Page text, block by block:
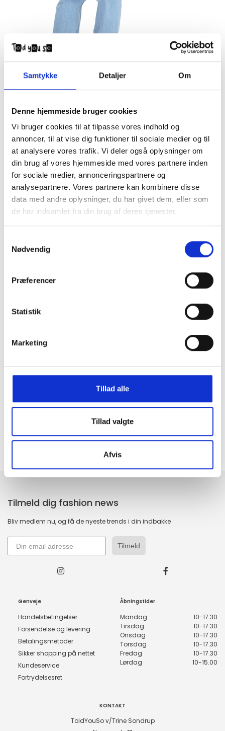
Samtykke Detaljer Om
Denne hjemmeside bruger cookies
Vi bruger cookies til at tilpasse vores indhold og
annoncer, til at vise dig funktioner til sociale medier og til
at analysere vores trafik. Vi deler også oplysninger om
din brug af vores hjemmeside med vores partnere inden
for sociale medier, annonceringspartnere og
analysepartnere. Vores partnere kan kombinere disse
data med andre oplysninger, du har givet dem, eller som
de har indsamlet fra din brug af deres tjenester.
Nødvendig
Præferencer
Statistik
Marketing
Tillad alle
Tillad valgte
Afvis
Carhartt WIP Jeans Landon Blue Heavy
Stone Washed
DKK950,00
Carhartt WIP jeans Landon Heavy Stone washed.
Relaxed/baggy fit med let tapered fit i underbenet
100% Bomuld
NB Voksen størrelser.
GRATIS FRAGT PÅ KØB OVER 300,-
HURTIG LEVERING 1-3 HVERDAGE
Ring på 23 37 27 84
14 DAGES fortrydelsesret
100% returret
Tilmeld dig fashion news
Bliv medlem nu, og få de nyeste trends i din indbakke
Tilmeld
Genveje
Handelsbetingelser
Forsendelse og levering
Betalingsmetoder
Sikker shopping på nettet
Kundeservice
Fortrydelsesret
Åbningstider
Mandag
10-17.30
Tirsdag
10-17.30
Onsdag
10-17.30
Torsdag
10-17.30
Fredag
10-17.30
Lørdag
10-15.00
KONTAKT
ToldYouSo v/Trine Sondrup